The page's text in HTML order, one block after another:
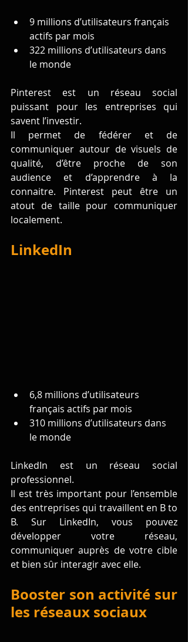
9 millions d’utilisateurs français
actifs par mois
322 millions d’utilisateurs dans
le monde
Pinterest est un réseau social
puissant pour les entreprises qui
savent l’investir.
Il permet de fédérer et de
communiquer autour de visuels de
qualité, d’être proche de son
audience et d’apprendre à la
connaitre. Pinterest peut être un
atout de taille pour communiquer
localement.
LinkedIn
6,8 millions d’utilisateurs
français actifs par mois
310 millions d’utilisateurs dans
le monde
LinkedIn est un réseau social
professionnel.
Il est très important pour l’ensemble
des entreprises qui travaillent en B to
B. Sur LinkedIn, vous pouvez
développer votre réseau,
communiquer auprès de votre cible
et bien sûr interagir avec elle.
Booster son activité sur
les réseaux sociaux